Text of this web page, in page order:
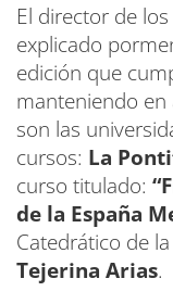
El director de
explicado
edición que
manteniendo en
son las
cursos: La
curso titulado:
de la España
Catedrático de
Tejerina Arias.